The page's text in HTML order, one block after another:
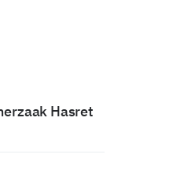
Hasret